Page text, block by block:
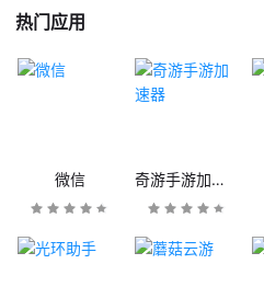
热门应用
微信 奇游手游加速器